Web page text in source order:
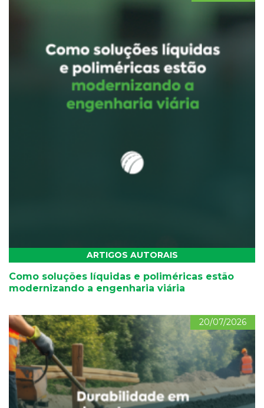
ARTIGOS AUTORAIS
Como soluções líquidas e poliméricas estão
modernizando a engenharia viária
20/07/2026